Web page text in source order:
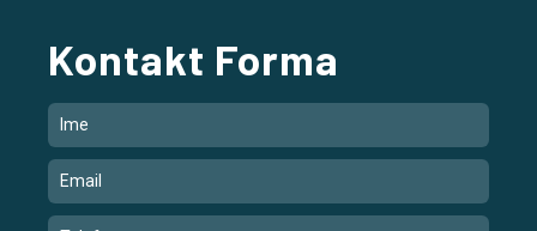
Kontakt Forma